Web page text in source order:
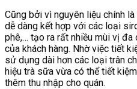
Cũng bởi vì nguyên liệu chính
dễ dàng kết hợp với các loại
phê,… tạo ra rất nhiều mùi vị đa
của khách hàng. Nhờ việc tiết
sử dụng dài hơn các loại trân
hiệu trà sữa vừa có thể tiết
thêm thu nhập cho quán.